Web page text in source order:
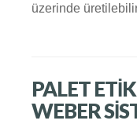
üzerinde
PALET
WEBER